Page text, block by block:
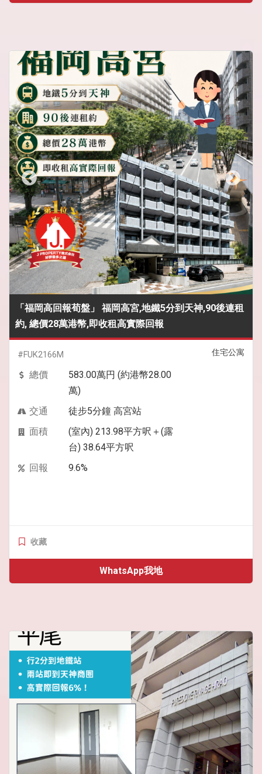
「福岡高回報荀盤」 福岡高宮,地鐵5分到天神,90後連租
約, 總價28萬港幣,即收租高實際回報
住宅公寓
#FUK2166M
總價
583.00萬円 (約港幣28.00
萬)
交通
徒步5分鐘 高宮站
面積
(室內) 213.98平方呎＋(露
台) 38.64平方呎
回報
9.6%
收藏
WhatsApp我地